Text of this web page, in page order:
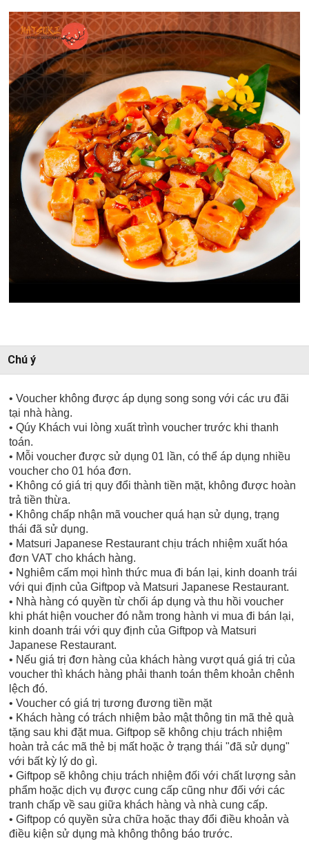
Chú ý
• Voucher không được áp dụng song song với các ưu đãi
tại nhà hàng.
• Qúy Khách vui lòng xuất trình voucher trước khi thanh
toán.
• Mỗi voucher được sử dụng 01 lần, có thể áp dụng nhiều
voucher cho 01 hóa đơn.
• Không có giá trị quy đổi thành tiền mặt, không được hoàn
trả tiền thừa.
• Không chấp nhận mã voucher quá hạn sử dụng, trạng
thái đã sử dụng.
• Matsuri Japanese Restaurant chịu trách nhiệm xuất hóa
đơn VAT cho khách hàng.
• Nghiêm cấm mọi hình thức mua đi bán lại, kinh doanh trái
với qui định của Giftpop và Matsuri Japanese Restaurant.
• Nhà hàng có quyền từ chối áp dụng và thu hồi voucher
khi phát hiện voucher đó nằm trong hành vi mua đi bán lại,
kinh doanh trái với quy định của Giftpop và Matsuri
Japanese Restaurant.
• Nếu giá trị đơn hàng của khách hàng vượt quá giá trị của
voucher thì khách hàng phải thanh toán thêm khoản chênh
lệch đó.
• Voucher có giá trị tương đương tiền mặt
• Khách hàng có trách nhiệm bảo mật thông tin mã thẻ quà
tặng sau khi đặt mua. Giftpop sẽ không chịu trách nhiệm
hoàn trả các mã thẻ bị mất hoặc ở trạng thái "đã sử dụng"
với bất kỳ lý do gì.
• Giftpop sẽ không chịu trách nhiệm đối với chất lượng sản
phẩm hoặc dịch vụ được cung cấp cũng như đối với các
tranh chấp về sau giữa khách hàng và nhà cung cấp.
• Giftpop có quyền sửa chữa hoặc thay đổi điều khoản và
điều kiện sử dụng mà không thông báo trước.